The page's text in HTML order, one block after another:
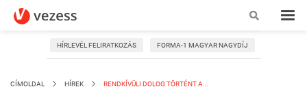
HÍRLEVÉL FELIRATKOZÁS FORMA-1 MAGYAR NAGYDÍJ
CÍMOLDAL HÍREK RENDKÍVÜLI DOLOG TÖRTÉNT A...